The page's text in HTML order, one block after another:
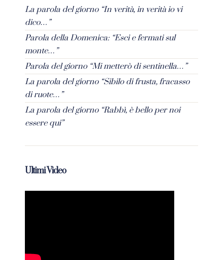
La parola del giorno “In verità, in verità io vi
dico…”
Parola della Domenica: “Esci e fermati sul
monte…”
Parola del giorno “Mi metterò di sentinella…”
La parola del giorno “Sibilo di frusta, fracasso
di ruote…”
La parola del giorno “Rabbì, è bello per noi
essere qui”
Ultimi Video